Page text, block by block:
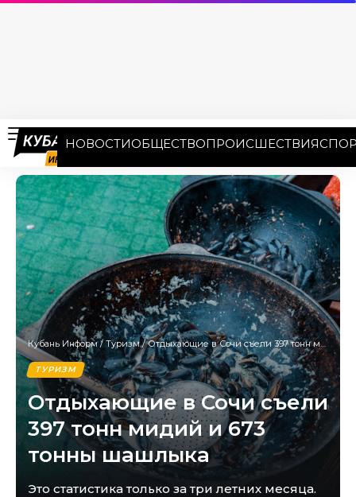
НОВОСТИОБЩЕСТВОПРОИСШЕСТВИЯ
Кубань Информ/ Туризм/Отдыхающие в Сочи съели 397 тонн мидий и 673 тонны шашлыка
ТУРИЗМ
Отдыхающие в Сочи съели
397 тонн мидий и 673
тонны шашлыка
Это статистика только за три летних месяца.